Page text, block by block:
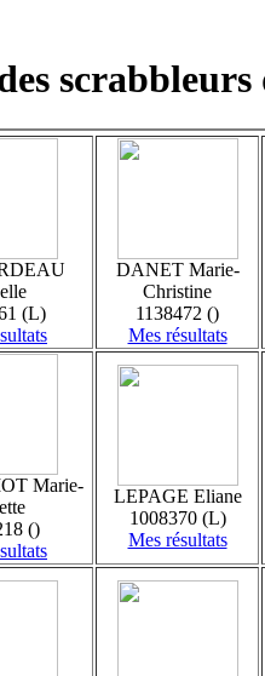
(L)
DANET Marie-
Christine
1138472 ()
Mes résultats
Marie-
()
LEPAGE Eliane
1008370 (L)
Mes résultats